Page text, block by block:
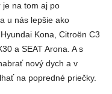
je na tom aj po
u nás lepšie ako
Kona, Citroën C3
a SEAT Arona. A s
nový dych a v
na popredné priečky.